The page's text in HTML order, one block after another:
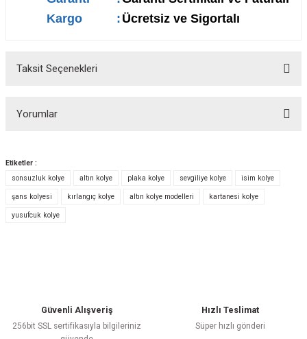
Kargo
: Ücretsiz ve Sigortalı
Taksit Seçenekleri
Yorumlar
Bu ürüne ilk yorumu siz yapın!
Etiketler :
sonsuzluk kolye
altın kolye plaka kolye sevgiliye kolye isim kolye
şans kolyesi kırlangıç kolye altın kolye modelleri kartanesi kolye
yusufcuk kolye
Güvenli Alışveriş
256bit SSL sertifikasıyla bilgileriniz
Hızlı Teslimat
Süper hızlı gönderi